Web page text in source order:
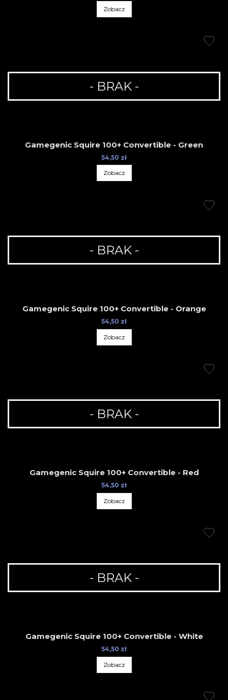
Zobacz
- BRAK -
Gamegenic Squire 100+ Convertible - Green
54,50 zł
Zobacz
- BRAK -
Gamegenic Squire 100+ Convertible - Orange
54,50 zł
Zobacz
- BRAK -
Gamegenic Squire 100+ Convertible - Red
54,50 zł
Zobacz
- BRAK -
Gamegenic Squire 100+ Convertible - White
54,50 zł
Zobacz